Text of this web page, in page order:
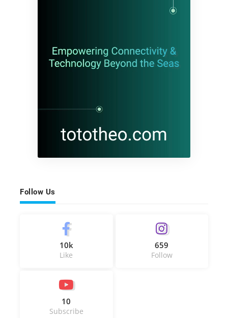
Follow Us
10k
Like
659
Follow
10
Subscribe